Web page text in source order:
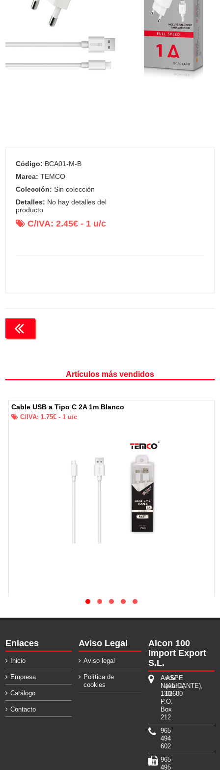
Código: BCA01-M-B
Marca: TEMCO
Colección: Sin colección
Detalles: No hay detalles del
producto
C/IVA:2.45€ - 1 u/c
Artículos más vendidos
Cable USB a Tipo C 2A 1m Blanco
C/IVA: 1.75€ - 1u/c
Enlaces
Inicio
Empresa
Catálogo
Contacto
Aviso Legal
Aviso legal
Política de
cookies
Alcon 100
Import Export
S.L.
Avda.
Navarra,
133.
P.O.
Box
212
ASPE
(ALICANTE),
03680
965
494
602
965
495